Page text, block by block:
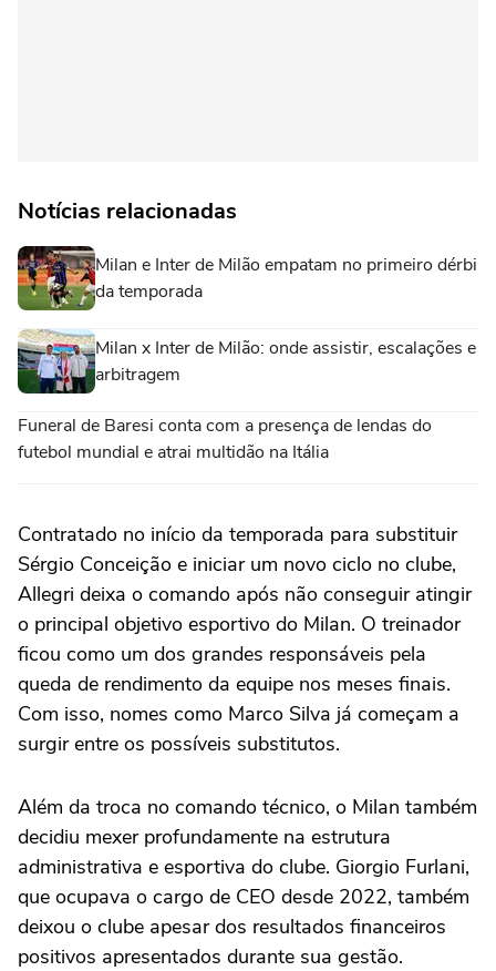
Notícias relacionadas
Milan e Inter de Milão empatam no primeiro dérbi
da temporada
Milan x Inter de Milão: onde assistir, escalações e
arbitragem
Funeral de Baresi conta com a presença de lendas do
futebol mundial e atrai multidão na Itália
Contratado no início da temporada para substituir
Sérgio Conceição e iniciar um novo ciclo no clube,
Allegri deixa o comando após não conseguir atingir
o principal objetivo esportivo do Milan. O treinador
ficou como um dos grandes responsáveis pela
queda de rendimento da equipe nos meses finais.
Com isso, nomes como Marco Silva já começam a
surgir entre os possíveis substitutos.
Além da troca no comando técnico, o Milan também
decidiu mexer profundamente na estrutura
administrativa e esportiva do clube. Giorgio Furlani,
que ocupava o cargo de CEO desde 2022, também
deixou o clube apesar dos resultados financeiros
positivos apresentados durante sua gestão.